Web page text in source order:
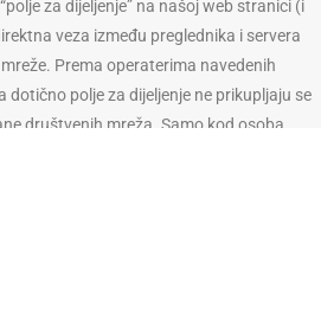
za dijeljenje” na našoj web stranici (i
veza između preglednika i servera
Prema operaterima navedenih
dotično polje za dijeljenje ne prikupljaju se
društvenih mreža. Samo kod osoba